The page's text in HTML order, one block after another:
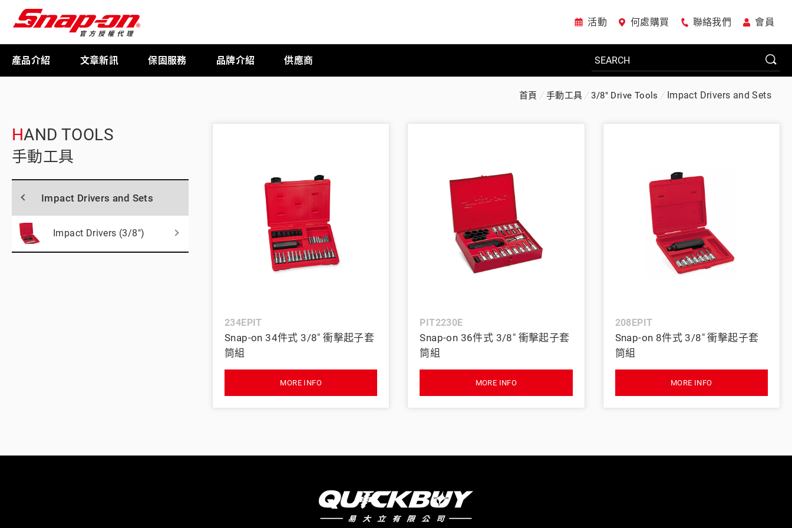
活動 何處購買 聯絡我們 會員
產品介紹
扭力扳手
限量週邊商品 工業
航太專用工具 工業半導體 美國JohnBean設備
文章新訊 保固服務 品牌介紹 供應商
首頁 手動工具 3/8" Drive Tools Impact Drivers and Sets
HAND TOOLS
手動工具
Impact Drivers and Sets
Impact Drivers (3/8")
234EPIT
Snap-on 34件式 3/8" 衝擊起子套
筒組
MORE INFO
PIT2230E
Snap-on 36件式 3/8" 衝擊起子套
筒組
MORE INFO
208EPIT
Snap-on 8件式 3/8" 衝擊起子套
筒組
MORE INFO